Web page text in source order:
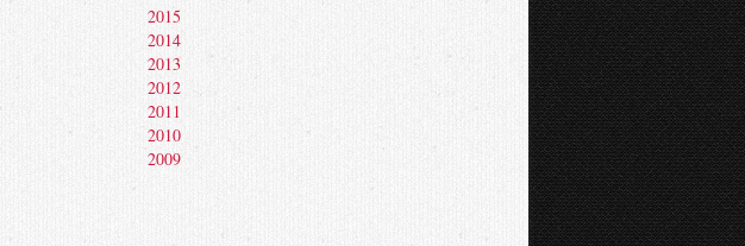
2015
2014
2013
2012
2011
2010
2009